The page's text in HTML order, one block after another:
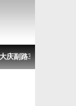
路38-4号 电话：